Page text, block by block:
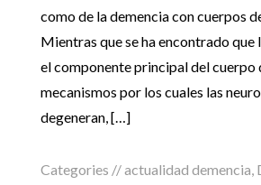
como de la demencia con cuerpos
Mientras que se ha encontrado que
el componente principal del cuerpo
mecanismos por los cuales las
degeneran, […]
Categories //actualidad demencia,